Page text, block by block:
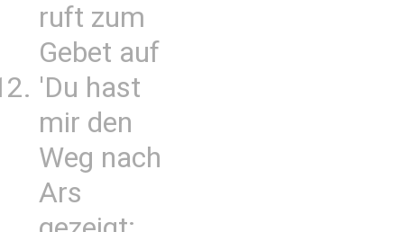
ruft zum
Gebet auf
'Du hast
mir den
Weg nach
Ars